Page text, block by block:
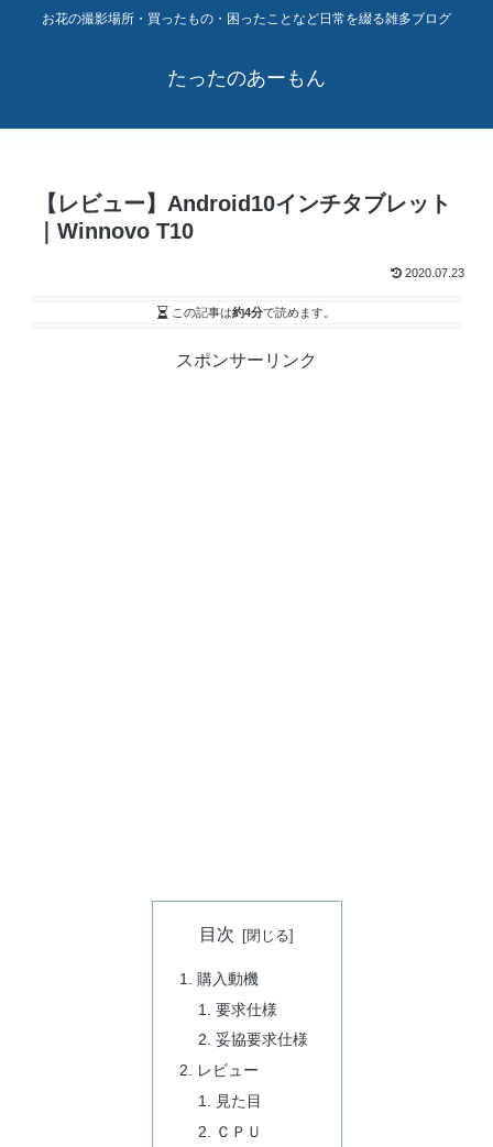
お花の撮影場所・買ったもの・困ったことなど日常を綴る雑多ブログ
たったのあーもん
【レビュー】Android10インチタブレット
｜Winnovo T10
2020.07.23
この記事は約4分で読めます。
スポンサーリンク
目次
購入動機
要求仕様
妥協要求仕様
レビュー
見た目
ＣＰＵ